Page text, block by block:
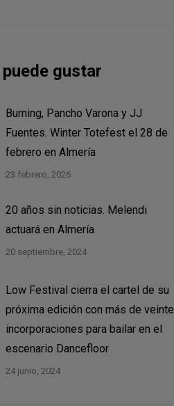
gustar
Burning, Pancho Varona y JJ
Fuentes. Winter Totefest el 28 de
febrero en Almería
23 febrero, 2026
20 años sin noticias. Melendi
actuará en Almería
20 septiembre, 2024
Low Festival cierra el cartel de su
próxima edición con más de veinte
incorporaciones para bailar en el
escenario Dancefloor
24 junio, 2024